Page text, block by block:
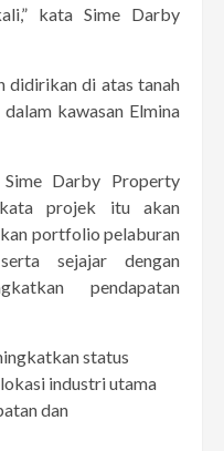
kata Sime Darby
didirikan di atas tanah
kawasan Elmina
Sime Darby Property
projek itu akan
portfolio pelaburan
sejajar dengan
pendapatan
status
industri utama
dan